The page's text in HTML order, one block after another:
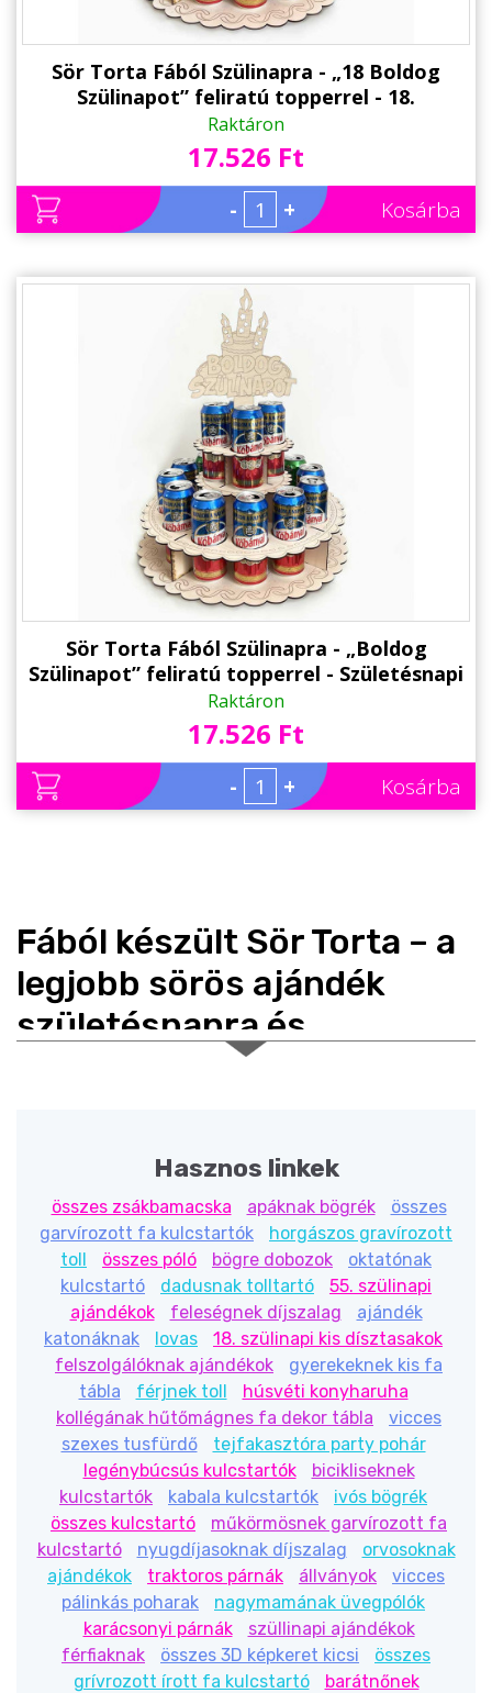
Sör Torta Fából Szülinapra - „18 Boldog
Szülinapot” feliratú topperrel - 18.
Születésnapi ajándék sörimádóknak
Raktáron
17.526 Ft
- + Kosárba
Sör Torta Fából Szülinapra - „Boldog
Szülinapot” feliratú topperrel - Születésnapi
ajándék sörimádóknak
Raktáron
17.526 Ft
- + Kosárba
Fából készült Sör Torta – a
legjobb sörös ajándék
születésnapra és
búcsúztatóra
ajándék, amelybe16 db, 0,5 literes dobozos sör
Ideálisszületésnapra(18, 20, 30, 40, 50, 60, 70, 80,
90),nyugdíjas búcsúztatóra,kolléga
búcsúztatójára ,főnöknek vagy bármely ünnepre
vicces feliratokkal.
Főbb jellemzők
Befogadókapacitás:16 × 0,5 l dobozos sör
Méretek:54 cm magasság, 48 cm szélesség
Kivágás átmérő:7 cm (a standard 0,5 l
dobozokhoz optimalizálva)
Anyag:3mm lézervágott fa (stabil, többször
használható)
Kialakítás:2 szint + dísz topper (szám / “Boldog
Szülinapot” / egyéb felirat)
Összeszerelés:összeszerelten érkezik, kivévé a
felső "számos/feliratos" elemet utólag kell
rátenni, hogy a söröket be lehessen pakolni illetve
ki szedni.
Hasznos linkek
összes zsákbamacska apáknak bögrék
összes
garvírozott fa kulcstartók
horgászos gravírozott
toll
összes póló bögre dobozok
oktatónak
kulcstartó
dadusnak tolltartó
55. szülinapi
ajándékok
feleségnek díjszalag
ajándék
katonáknak
lovas
18. szülinapi kis dísztasakok
felszolgálóknak ajándékok
gyerekeknek kis fa
tábla
férjnek toll
húsvéti konyharuha
kollégának hűtőmágnes fa dekor tábla
vicces
szexes tusfürdő
tejfakasztóra party pohár
legénybúcsús kulcstartók
bicikliseknek
kulcstartók
kabala kulcstartók
ivós bögrék
összes kulcstartó
műkörmösnek garvírozott fa
kulcstartó
nyugdíjasoknak díjszalag
orvosoknak
ajándékok
traktoros párnák állványok
vicces
pálinkás poharak
nagymamának üvegpólók
karácsonyi párnák
szüllinapi ajándékok
férfiaknak
összes 3D képkeret kicsi
összes
grívrozott írott fa kulcstartó
barátnőnek